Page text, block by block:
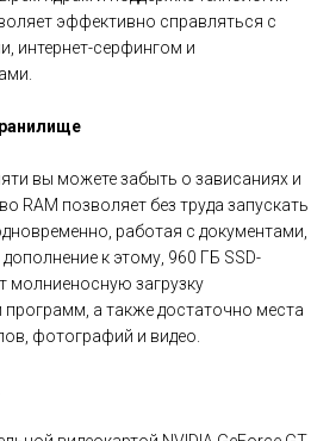
эффективно справляться с
интернет-серфингом и
вы можете забыть о зависаниях и
RAM позволяет без труда запускать
работая с документами,
к этому, 960 ГБ SSD-
молниеносную загрузку
а также достаточно места
фотографий и видео.